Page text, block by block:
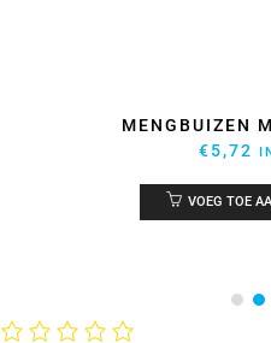
MENGBUIZEN
€5,72
VOEG TOE